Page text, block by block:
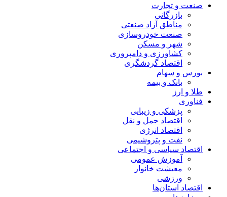
صنعت و تجارت
بازرگانی
مناطق آزاد صنعتی
صنعت خودروسازی
شهر و مسکن
کشاورزی و دامپروری
اقتصاد گردشگری
بورس و سهام
بانک و بیمه
طلا و ارز
فناوری
پزشکی و زیبایی
اقتصاد حمل و نقل
اقتصاد انرژی
نفت و پتروشیمی
اقتصاد سیاسی و اجتماعی
آموزش عمومی
معیشت خانوار
ورزشی
اقتصاد استان‌ها